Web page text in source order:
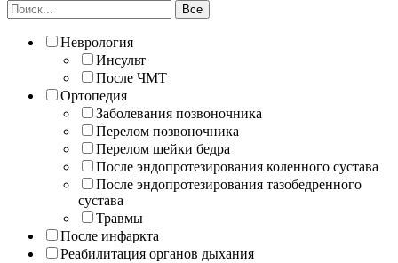
Все
Неврология
Инсульт
После ЧМТ
Ортопедия
Заболевания позвоночника
Перелом позвоночника
Перелом шейки бедра
После эндопротезирования коленного сустава
После эндопротезирования тазобедренного
сустава
Травмы
После инфаркта
Реабилитация органов дыхания